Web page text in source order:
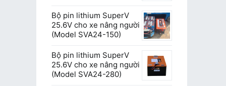
Bộ pin lithium SuperV
25.6V cho xe nâng người
(Model SVA24-150)
Bộ pin lithium SuperV
25.6V cho xe nâng người
(Model SVA24-280)